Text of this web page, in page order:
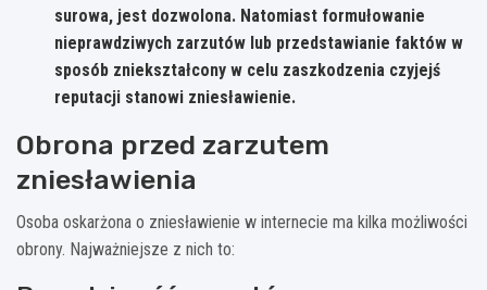
surowa, jest dozwolona. Natomiast formułowanie
nieprawdziwych zarzutów lub przedstawianie faktów w
sposób zniekształcony w celu zaszkodzenia czyjejś
reputacji stanowi zniesławienie.
Obrona przed zarzutem
zniesławienia
Osoba oskarżona o zniesławienie w internecie ma kilka możliwości
obrony. Najważniejsze z nich to: